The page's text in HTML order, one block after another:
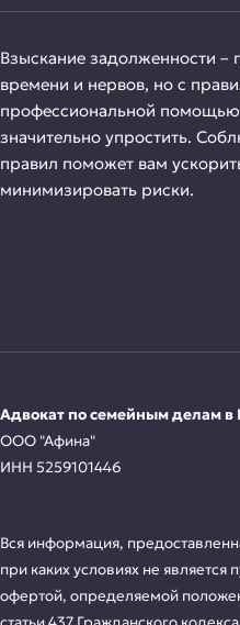
Взыскание задолженности
времени и нервов, но с
профессиональной
значительно упростить.
правил поможет вам
минимизировать риски.
Адвокат по семейным делам в
ООО "Афина"
ИНН 5259101446
Вся информация,
при каких условиях не является
офертой, определяемой